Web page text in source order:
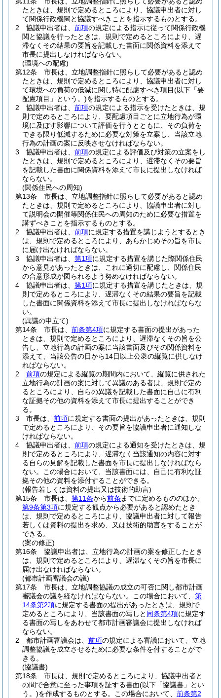
たときは、規則で定めるところにより、協議申出者に対し
て関係行政機関と協議すべきことを指示するものとする。
2
協議申出者は、 前項の規定による指示に従って関係行政機
関と協議を行ったときは、規則で定めるところにより、遅
滞なくその結果の要旨を記載した書面に関係資料を添えて
市長に提出しなければならない。
(環境への配慮)
第12条
市長は、立地調整指針に照らして必要があると認め
たときは、規則で定めるところにより、協議申出者に対し
て環境への負荷の低減に関し特に配慮すべき項目(以下「要
配慮項目」という。)を指示するものとする。
2
協議申出者は、 前項の規定による指示を受けたときは、規
則で定めるところにより、要配慮項目ごとに立地行為が環
境に及ぼす影響について評価を行うとともに、その負荷を
できる限り低減するために必要な対策を立案し、当該立地
行為の計画の案に反映させなければならない。
3
協議申出者は、 前項の規定による評価及び対策の立案をし
たときは、規則で定めるところにより、遅滞なくその要旨
を記載した書面に関係資料を添えて市長に提出しなければ
ならない。
(関係住民への周知)
第13条
市長は、立地調整指針に照らして必要があると認め
たときは、規則で定めるところにより、協議申出者に対し
て説明会の開催等関係住民への周知のために必要な措置を
講ずべきことを指示するものとする。
2
協議申出者は、 前項に規定する措置を講じようとするとき
は、規則で定めるところにより、あらかじめその旨を市長
に届け出なければならない。
3
協議申出者は、 第1項に規定する措置を講じた際関係住民
から意見があったときは、これに適切に配慮し、関係住民
の合意形成が図られるよう努めなければならない。
4
協議申出者は、 第1項に規定する措置を講じたときは、規
則で定めるところにより、遅滞なくその結果の要旨を記載
した書面に関係資料を添えて市長に提出しなければならな
い。
(異議の申立て)
第14条
市長は、 前条第4項に規定する書面の提出があった
ときは、規則で定めるところにより、遅滞なくその旨を公
告し、立地行為の計画の案に当該書面及びその関係資料を
添えて、当該公告の日から14日以上公衆の縦覧に供しなけ
ればならない。
2
前項の規定による縦覧の期間内において、縦覧に供された
立地行為の計画の案に対して異議のある者は、規則で定め
るところにより、自らの異議を記載した書面に自己に有利
な証拠その他の資料を添えて市長に提出することができ
る。
3
市長は、 前項に規定する書面の提出があったときは、規則
で定めるところにより、その要旨を協議申出者に通知しな
ければならない。
4
協議申出者は、 前項の規定による通知を受けたときは、規
則で定めるところにより、遅滞なく当該通知の内容に対す
る自らの見解を記載した書面を市長に提出しなければなら
ない。
この場合において、当該書面には、自己に有利な証
拠その他の資料を添付することができる。
(報告若しくは資料の提出又は技術的助言)
第15条
市長は、 第11条から前条 までに定めるもののほか、
第9条第3項に規定する観点から必要があると認めたとき
は、規則で定めるところにより、協議申出者に対して報告
若しくは資料の提出を求め、又は技術的助言をすることが
できる。
(案の修正)
第16条
協議申出者は、立地行為の計画の案を修正したとき
は、規則で定めるところにより、遅滞なくその旨を市長に
届け出なければならない。
(都市計画審議会の議)
第17条
市長は、立地調整協議の成立の可否に関し都市計画
審議会の議を経なければならない。
この場合において、 第
14条第2項に規定する書面の提出があったときは、規則で
定めるところにより、当該書面の写しと 同条第4項に規定す
る書面の写しをあわせて都市計画審議会に提出しなければ
ならない。
2
都市計画審議会は、 前項の規定による審議において、立地
調整協議を成立させるために必要な条件を付することがで
きる。
(協議書)
第18条
市長は、規則で定めるところにより、協議申出者と
の間で合意に至った事項を証する書面(以下「協議書」とい
う。)を作成するものとする。 この場合において、 前条第2